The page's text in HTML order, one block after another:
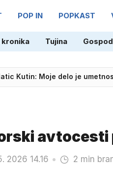
POP IN POPKAST
kronika Tujina
po zgodovinskem uspehu:
avtocesti
2026 14.16 2 min